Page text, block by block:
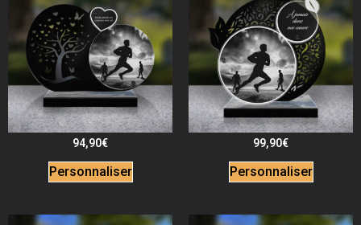
94,90€
Personnaliser
99,90€
Personnaliser